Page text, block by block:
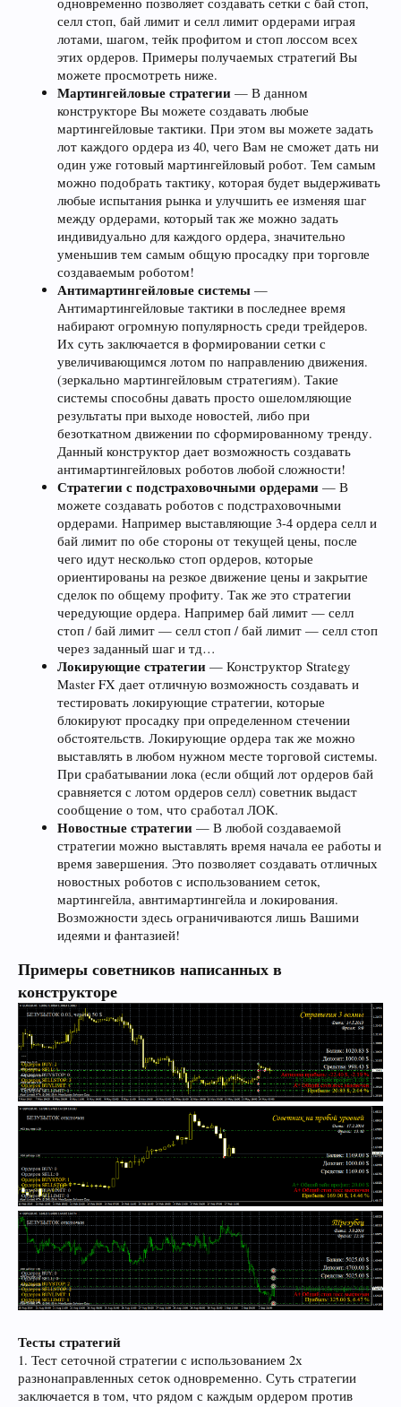
селл стоп, бай лимит и селл лимит ордерами играя
лотами, шагом, тейк профитом и стоп лоссом всех
этих ордеров. Примеры получаемых стратегий Вы
можете просмотреть ниже.
Мартингейловые стратегии — В данном
конструкторе Вы можете создавать любые
мартингейловые тактики. При этом вы можете задать
лот каждого ордера из 40, чего Вам не сможет дать ни
один уже готовый мартингейловый робот. Тем самым
можно подобрать тактику, которая будет выдерживать
любые испытания рынка и улучшить ее изменяя шаг
между ордерами, который так же можно задать
индивидуально для каждого ордера, значительно
уменьшив тем самым общую просадку при торговле
создаваемым роботом!
Антимартингейловые системы —
Антимартингейловые тактики в последнее время
набирают огромную популярность среди трейдеров.
Их суть заключается в формировании сетки с
увеличивающимся лотом по направлению движения.
(зеркально мартингейловым стратегиям). Такие
системы способны давать просто ошеломляющие
результаты при выходе новостей, либо при
безоткатном движении по сформированному тренду.
Данный конструктор дает возможность создавать
антимартингейловых роботов любой сложности!
Стратегии с подстраховочными ордерами — В
можете создавать роботов с подстраховочными
ордерами. Например выставляющие 3-4 ордера селл и
бай лимит по обе стороны от текущей цены, после
чего идут несколько стоп ордеров, которые
ориентированы на резкое движение цены и закрытие
сделок по общему профиту. Так же это стратегии
чередующие ордера. Например бай лимит — селл
стоп / бай лимит — селл стоп / бай лимит — селл стоп
через заданный шаг и тд…
Локирующие стратегии — Конструктор Strategy
Master FX дает отличную возможность создавать и
тестировать локирующие стратегии, которые
блокируют просадку при определенном стечении
обстоятельств. Локирующие ордера так же можно
выставлять в любом нужном месте торговой системы.
При срабатывании лока (если общий лот ордеров бай
сравняется с лотом ордеров селл) советник выдаст
сообщение о том, что сработал ЛОК.
Новостные стратегии — В любой создаваемой
стратегии можно выставлять время начала ее работы и
время завершения. Это позволяет создавать отличных
новостных роботов с использованием сеток,
мартингейла, авнтимартингейла и локирования.
Возможности здесь ограничиваются лишь Вашими
идеями и фантазией!
Примеры советников написанных в
конструкторе
Тесты стратегий
1. Тест сеточной стратегии с использованием 2х
разнонаправленных сеток одновременно. Суть стратегии
заключается в том, что рядом с каждым ордером против